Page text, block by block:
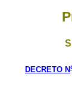
DECRETO N